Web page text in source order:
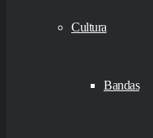
Cultura
Bandas